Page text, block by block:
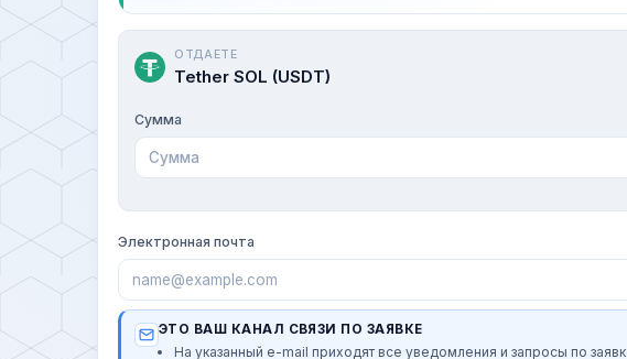
ОТДАЕТЕ
Tether SOL (USDT)
Сумма
Электронная почта
ЭТО ВАШ КАНАЛ СВЯЗИ ПО ЗАЯВКЕ
На указанный e-mail приходят все уведомления и запросы по